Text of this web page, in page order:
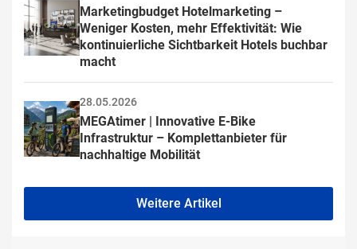
Marketingbudget Hotelmarketing –
Weniger Kosten, mehr Effektivität: Wie
kontinuierliche Sichtbarkeit Hotels buchbar
macht
28.05.2026
MEGAtimer | Innovative E-Bike
Infrastruktur – Komplettanbieter für
nachhaltige Mobilität
Weitere Artikel